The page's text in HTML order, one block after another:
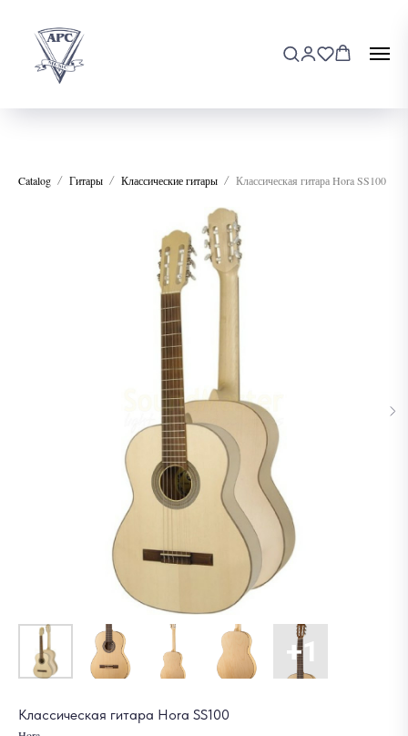
Catalog Гитары Классические гитары Классическая гитара Hora SS100
Классическая гитара Hora SS100